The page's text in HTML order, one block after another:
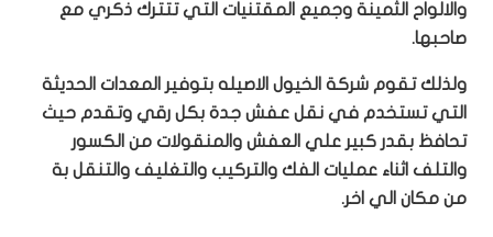
والالواح الثمينة وجميع المقتنيات التي تتترك ذكري مع
صاحبها.
ولذلك تقوم شركة الخيول الاصيله بتوفير المعدات الحديثة
التي تستخدم في نقل عفش جدة بكل رقي وتقدم حيث
تحافظ بقدر كبير علي العفش والمنقولات من الكسور
والتلف اثناء عمليات الفك والتركيب والتغليف والتنقل بة
من مكان الي اخر.